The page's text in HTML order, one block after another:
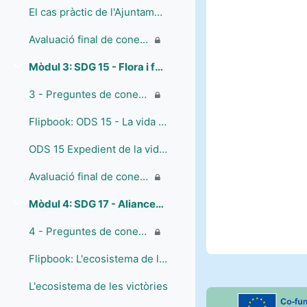
El cas pràctic de l'Ajuntament de Scandiano
Avaluació final de coneixements - Mòdul 2
Collapse Mòdul 3: SDG 15 - Flora i fauna terrestres
3 - Preguntes de coneixements previs
Flipbook: ODS 15 - La vida a la terra
ODS 15 Expedient de la vida a la terra
Avaluació final de coneixements - Mòdul 3
Collapse Mòdul 4: SDG 17 - Aliances per als objectius mundials
4 - Preguntes de coneixements previs
Flipbook: L'ecosistema de les victòries
L'ecosistema de les victòries